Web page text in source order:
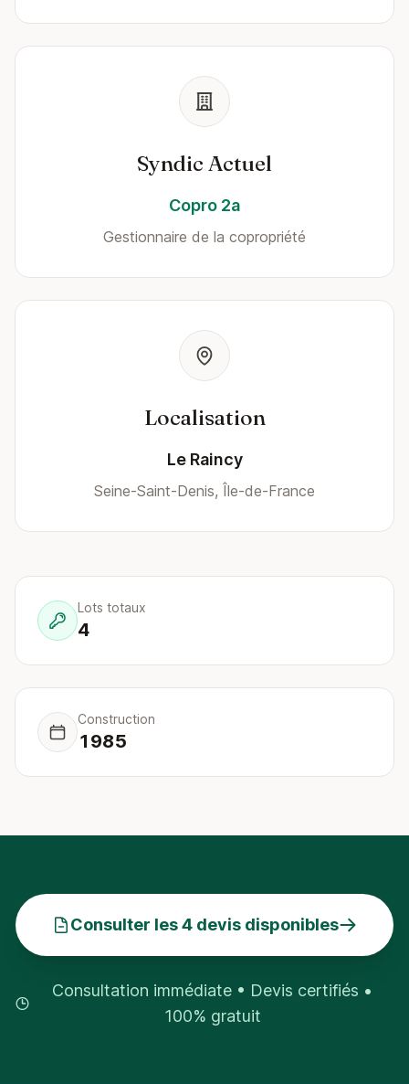
Syndic Actuel
Copro 2a
Gestionnaire de la copropriété
Localisation
Le Raincy
Seine-Saint-Denis, Île-de-France
Lots totaux
4
Construction
1985
Consulter les 4 devis disponibles
Consultation immédiate • Devis certifiés •
100% gratuit